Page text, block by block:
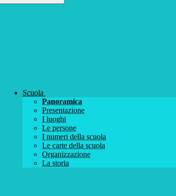
Scuola
Panoramica
Presentazione
I luoghi
Le persone
I numeri della scuola
Le carte della scuola
Organizzazione
La storia